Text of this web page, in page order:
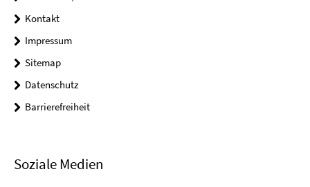
Kontakt
Impressum
Sitemap
Datenschutz
Barrierefreiheit
Soziale Medien